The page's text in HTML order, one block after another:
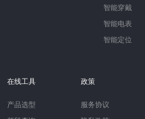
智能穿戴
智能电表
智能定位
在线工具
产品选型
政策
服务协议